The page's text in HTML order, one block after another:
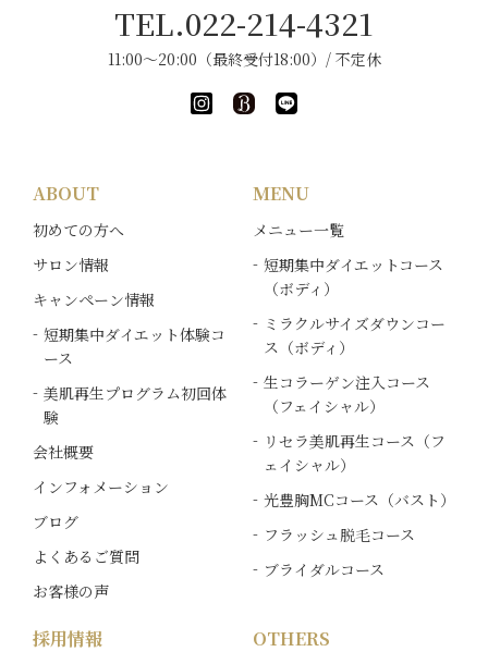
TEL.022-214-4321
11:00～20:00（最終受付18:00）/ 不定休
ABOUT
初めての方へ
サロン情報
キャンペーン情報
短期集中ダイエット体験コ
ース
美肌再生プログラム初回体
験
会社概要
インフォメーション
ブログ
よくあるご質問
お客様の声
MENU
メニュー一覧
短期集中ダイエットコース
（ボディ）
ミラクルサイズダウンコー
ス（ボディ）
生コラーゲン注入コース
（フェイシャル）
リセラ美肌再生コース（フ
ェイシャル）
光豊胸MCコース（バスト）
フラッシュ脱毛コース
ブライダルコース
採用情報 OTHERS